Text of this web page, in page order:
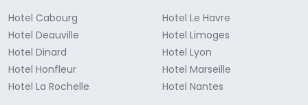
Hotel Cabourg
Hotel Deauville
Hotel Dinard
Hotel Honfleur
Hotel La Rochelle
Hotel Le Havre
Hotel Limoges
Hotel Lyon
Hotel Marseille
Hotel Nantes